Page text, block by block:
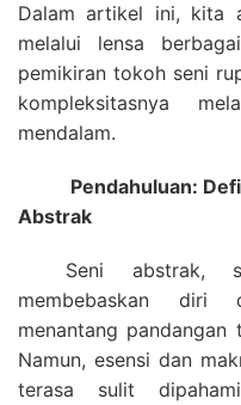
Dalam artikel ini, kita
melalui lensa
pemikiran tokoh seni
kompleksitasnya
mendalam.
Pendahuluan:
Abstrak
Seni abstrak,
membebaskan
menantang
Namun, esensi dan
terasa sulit